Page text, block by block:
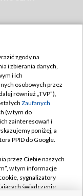
zgody na
i zbierania danych,
i ich
osobowych przez
również „TVP”),
Zaufanych
(w tym do
zainteresowań i
poniżej, a
PPID do Google.
przez Ciebie naszych
w tym informacje
sygnalizatory
świadczenie